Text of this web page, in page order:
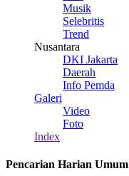
Musik
Selebritis
Trend
Nusantara
DKI Jakarta
Daerah
Info Pemda
Galeri
Video
Foto
Index
Pencarian Harian Umum